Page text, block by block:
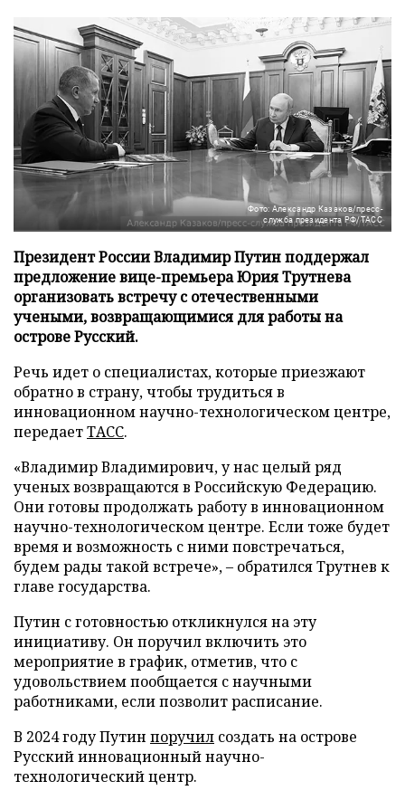
Фото: Александр Казаков/пресс-
служба президента РФ/ТАСС
Президент России Владимир Путин поддержал
предложение вице-премьера Юрия Трутнева
организовать встречу с отечественными
учеными, возвращающимися для работы на
острове Русский.
Речь идет о специалистах, которые приезжают
обратно в страну, чтобы трудиться в
инновационном научно-технологическом центре,
передаетТАСС.
«Владимир Владимирович, у нас целый ряд
ученых возвращаются в Российскую Федерацию.
Они готовы продолжать работу в инновационном
научно-технологическом центре. Если тоже будет
время и возможность с ними повстречаться,
будем рады такой встрече», – обратился Трутнев к
главе государства.
Путин с готовностью откликнулся на эту
инициативу. Он поручил включить это
мероприятие в график, отметив, что с
удовольствием пообщается с научными
работниками, если позволит расписание.
В 2024 году Путин поручил создать на острове
Русский инновационный научно-
технологический центр.